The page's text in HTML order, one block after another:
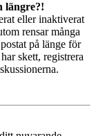
längre?!
eller inaktiverat
rensar många
på länge för
skett, registrera